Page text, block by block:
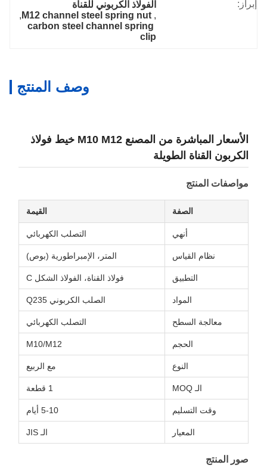
إبراز:
الفولاذ الكربوني للقناة
,
M12 channel steel spring nut
,
carbon steel channel spring
clip
وصف المنتج
الأسعار المباشرة من المصنع M10 M12 خيط فولاذ
الكربون القناة الطويلة
مواصفات المنتج
الصفة القيمة
أنهي التصلب الكهربائي
نظام القياس المتر، الإمبراطورية (بوص)
التطبيق فولاذ القناة، الفولاذ الشكل C
المواد الصلب الكربوني Q235
معالجة السطح التصلب الكهربائي
الحجم M10/M12
النوع مع الربيع
الـ MOQ
وقت التسليم 5-10 أيام
المعيار الـ JIS
صور المنتج